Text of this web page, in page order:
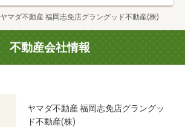
ヤマダ不動産 福岡志免店グラングッド不動産(株)
不動産会社情報
ヤマダ不動産 福岡志免店グラングッ
ド不動産(株)